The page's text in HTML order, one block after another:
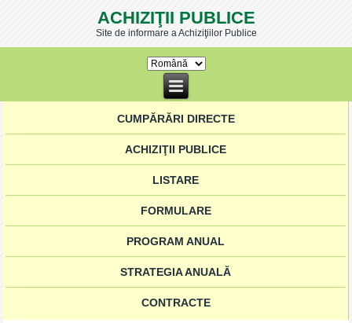
ACHIZIŢII PUBLICE
Site de informare a Achiziţiilor Publice
CUMPĂRĂRI DIRECTE
ACHIZIŢII PUBLICE
LISTARE
FORMULARE
PROGRAM ANUAL
STRATEGIA ANUALĂ
CONTRACTE